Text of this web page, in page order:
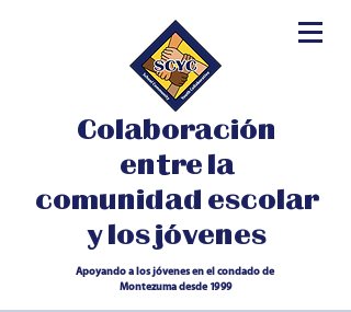
Colaboración
entre la
comunidad escolar
y los jóvenes
Apoyando a los jóvenes en el condado de
Montezuma desde 1999